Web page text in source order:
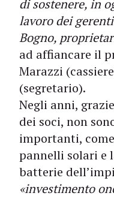
di sostenere, in
lavoro dei
Bogno,
ad affiancare il
Marazzi
(segretario).
Negli anni,
dei soci, non
importanti,
pannelli solari e
batterie
«investimento